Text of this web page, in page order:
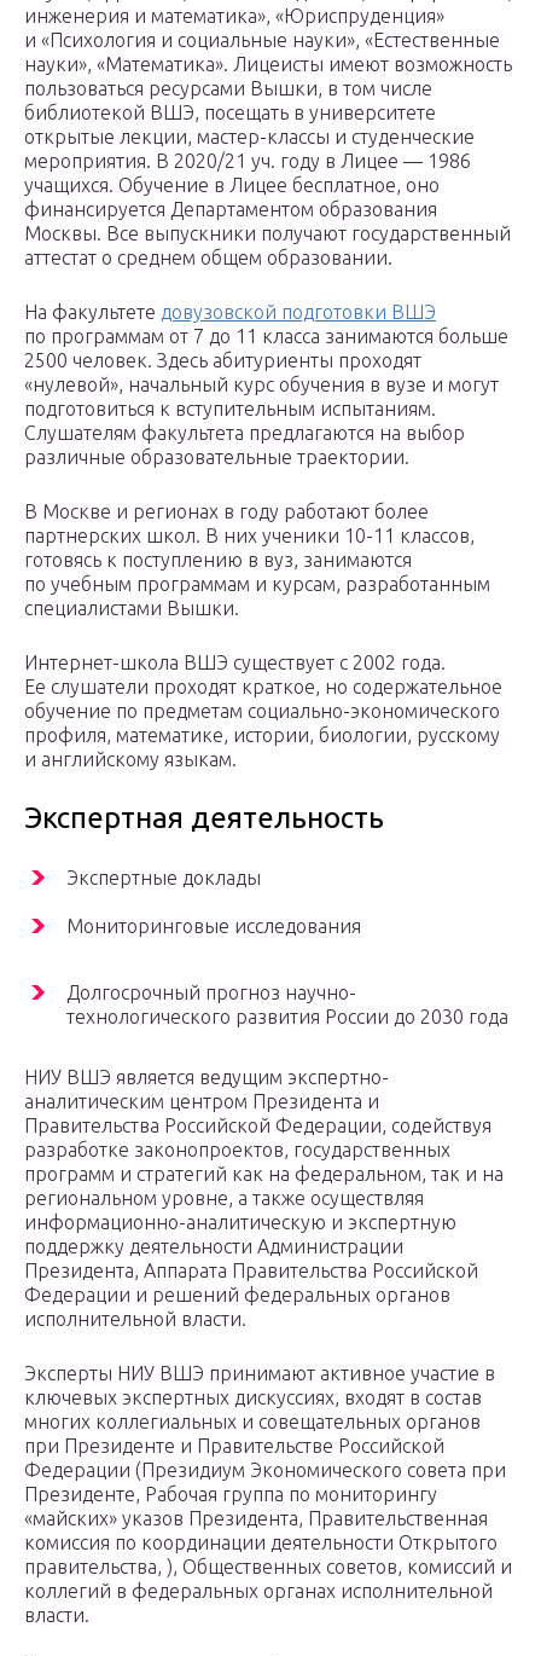
инженерия и математика», «Юриспруденция»
и «Психология и социальные науки», «Естественные
науки», «Математика». Лицеисты имеют возможность
пользоваться ресурсами Вышки, в том числе
библиотекой ВШЭ, посещать в университете
открытые лекции, мастер-классы и студенческие
мероприятия. В 2020/21 уч. году в Лицее — 1986
учащихся. Обучение в Лицее бесплатное, оно
финансируется Департаментом образования
Москвы. Все выпускники получают государственный
аттестат о среднем общем образовании.
На факультете довузовской подготовки ВШЭ
по программам от 7 до 11 класса занимаются больше
2500 человек. Здесь абитуриенты проходят
«нулевой», начальный курс обучения в вузе и могут
подготовиться к вступительным испытаниям.
Слушателям факультета предлагаются на выбор
различные образовательные траектории.
В Москве и регионах в году работают более
партнерских школ. В них ученики 10-11 классов,
готовясь к поступлению в вуз, занимаются
по учебным программам и курсам, разработанным
специалистами Вышки.
Интернет-школа ВШЭ существует с 2002 года.
Ее слушатели проходят краткое, но содержательное
обучение по предметам социально-экономического
профиля, математике, истории, биологии, русскому
и английскому языкам.
Экспертная деятельность
Экспертные доклады
Мониторинговые исследования
Долгосрочный прогноз научно-
технологического развития России до 2030 года
НИУ ВШЭ является ведущим экспертно-
аналитическим центром Президента и
Правительства Российской Федерации, содействуя
разработке законопроектов, государственных
программ и стратегий как на федеральном, так и на
региональном уровне, а также осуществляя
информационно-аналитическую и экспертную
поддержку деятельности Администрации
Президента, Аппарата Правительства Российской
Федерации и решений федеральных органов
исполнительной власти.
Эксперты НИУ ВШЭ принимают активное участие в
ключевых экспертных дискуссиях, входят в состав
многих коллегиальных и совещательных органов
при Президенте и Правительстве Российской
Федерации (Президиум Экономического совета при
Президенте, Рабочая группа по мониторингу
«майских» указов Президента, Правительственная
комиссия по координации деятельности Открытого
правительства, ), Общественных советов, комиссий и
коллегий в федеральных органах исполнительной
власти.